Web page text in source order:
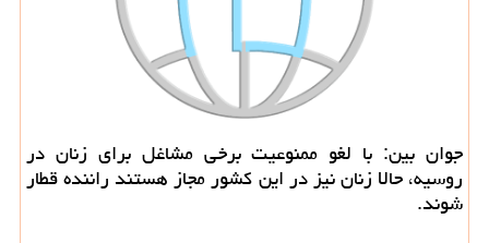
جوان بین: با لغو ممنوعیت برخی مشاغل برای زنان در
روسیه، حالا زنان نیز در این کشور مجاز هستند راننده قطار
شوند.